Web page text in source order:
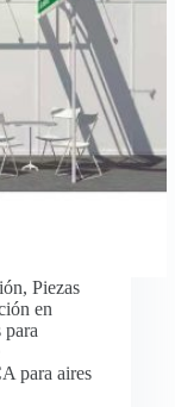
, Piezas
en
para
para aires